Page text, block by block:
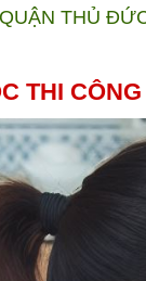
THỦ
THI